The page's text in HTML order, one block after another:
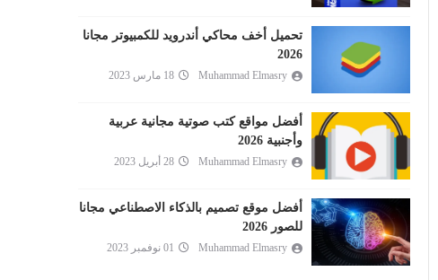
تحميل أخف محاكي أندرويد للكمبيوتر مجانا
2026
Muhammad Elmasry 18 مارس 2023
أفضل مواقع كتب صوتية مجانية عربية
وأجنبية 2026
Muhammad Elmasry 28 أبريل 2023
أفضل موقع تصميم بالذكاء الاصطناعي مجانا
للصور 2026
Muhammad Elmasry 01 نوفمبر 2023